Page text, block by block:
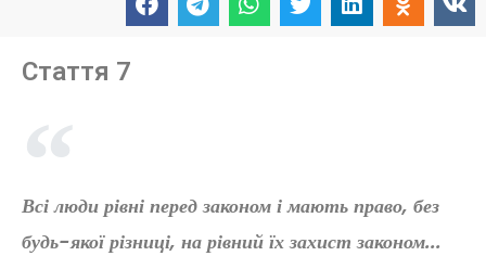
Стаття 7
Всі люди рівні перед законом і мають право, без
будь-якої різниці, на рівний їх захист законом...